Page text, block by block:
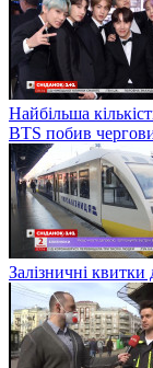
Найбільша
BTS побив
Залізничні